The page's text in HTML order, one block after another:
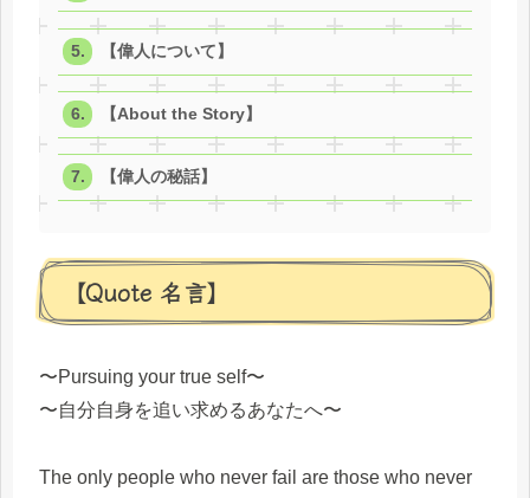
【偉人について】
【About the Story】
【偉人の秘話】
【Quote 名言】
〜Pursuing your true self〜
〜自分自身を追い求めるあなたへ〜
The only people who never fail are those who never